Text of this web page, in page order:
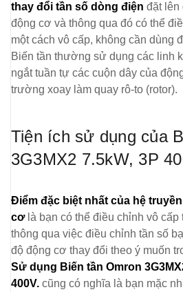
thay đổi tần số dòng điện đặt lên
động cơ và thông qua đó có thể
một cách vô cấp, không cần dùng
Biến tần thường sử dụng các linh
ngắt tuần tự các cuộn dây của
trường xoay làm quay rô-to (rotor).
Tiện ích sử dụng của
3G3MX2 7.5kW, 3P
Điểm đặc biệt nhất của hệ
cơlà bạn có thể điều chỉnh vô cấp
thông qua việc điều chỉnh tần số
độ động cơ thay đổi theo ý muốn
Sử dụng Biến tần Omron
400V. cũng có nghĩa là bạn mặc